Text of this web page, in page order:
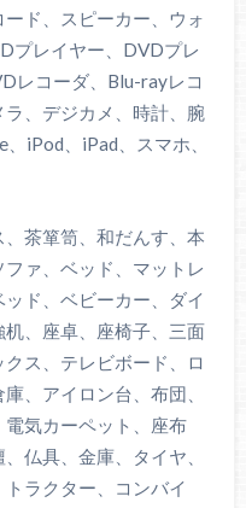
ド、スピーカー、ウォ
プレイヤー、DVDプレ
レコーダ、Blu-rayレコ
、デジカメ、時計、腕
iPod、iPad、スマホ、
茶箪笥、和だんす、本
ァ、ベッド、マットレ
ド、ベビーカー、ダイ
、座卓、座椅子、三面
ス、テレビボード、ロ
、アイロン台、布団、
気カーペット、座布
仏具、金庫、タイヤ、
ラクター、コンバイ